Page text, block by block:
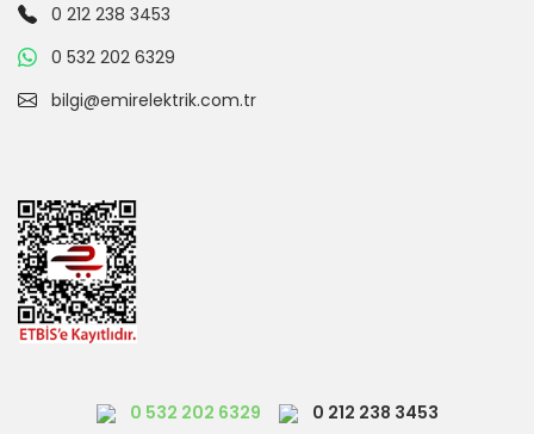
0 212 238 3453
0 532 202 6329
bilgi@emirelektrik.com.tr
0 532 202 6329 0 212 238 3453